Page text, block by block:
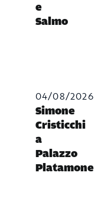
e
Salmo
04/08/2026
Simone
Cristicchi
a
Palazzo
Platamone